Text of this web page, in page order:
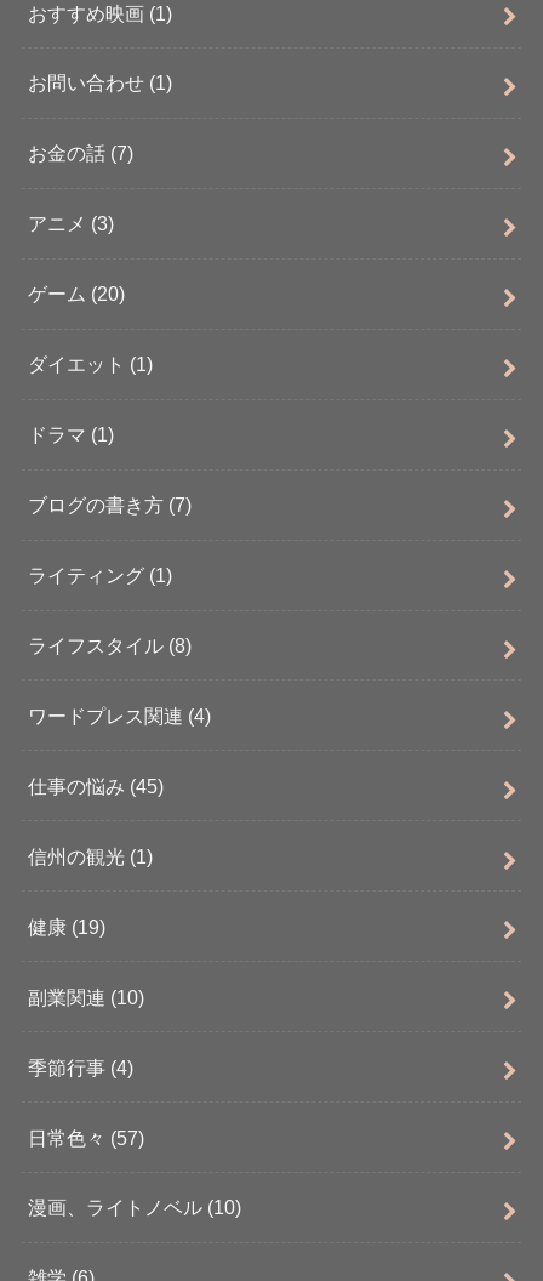
おすすめ映画 (1)
お問い合わせ (1)
お金の話 (7)
アニメ (3)
ゲーム (20)
ダイエット (1)
ドラマ (1)
ブログの書き方 (7)
ライティング (1)
ライフスタイル (8)
ワードプレス関連 (4)
仕事の悩み (45)
信州の観光 (1)
健康 (19)
副業関連 (10)
季節行事 (4)
日常色々 (57)
漫画、ライトノベル (10)